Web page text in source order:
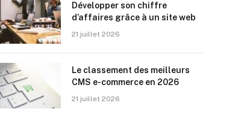
Développer son chiffre
d’affaires grâce à un site web
21 juillet 2026
Le classement des meilleurs
CMS e-commerce en 2026
21 juillet 2026